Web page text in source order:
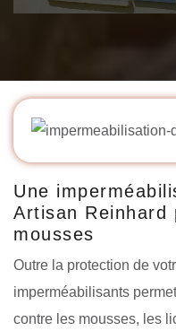
Une
Artisan Reinhard
mousses
Outre la protection de
imperméabilisants
contre les mousses, les